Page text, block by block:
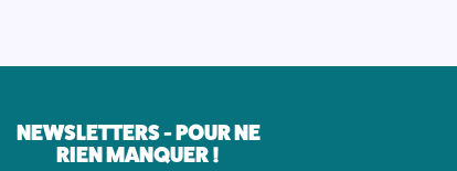
NEWSLETTERS - POUR NE
RIEN MANQUER !